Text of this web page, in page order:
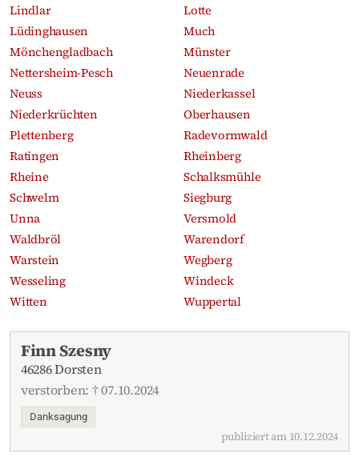
Lindlar
Lotte
Lüdinghausen
Much
Mönchengladbach
Münster
Nettersheim-Pesch
Neuenrade
Neuss
Niederkassel
Niederkrüchten
Oberhausen
Plettenberg
Radevormwald
Ratingen
Rheinberg
Rheine
Schalksmühle
Schwelm
Siegburg
Unna
Versmold
Waldbröl
Warendorf
Warstein
Wegberg
Wesseling
Windeck
Witten
Wuppertal
Aktuelle Traueranzeigen
Finn Szesny
46286 Dorsten
verstorben: † 07.10.2024
Danksagung
publiziert am 10.12.2024